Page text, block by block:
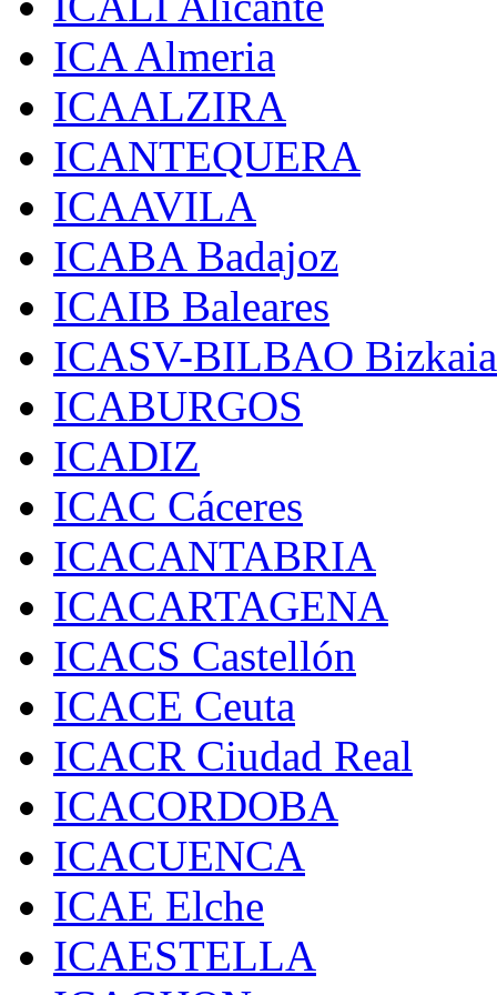
ICA Almeria
ICAALZIRA
ICANTEQUERA
ICAAVILA
ICABA Badajoz
ICAIB Baleares
ICASV-BILBAO Bizkaia
ICABURGOS
ICADIZ
ICAC Cáceres
ICACANTABRIA
ICACARTAGENA
ICACS Castellón
ICACE Ceuta
ICACR Ciudad Real
ICACORDOBA
ICACUENCA
ICAE Elche
ICAESTELLA